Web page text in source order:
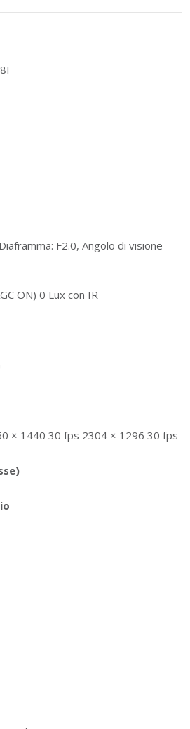
F2.0, Angolo di visione
ON) 0 Lux con IR
× 1440 30 fps 2304 × 1296 30 fps